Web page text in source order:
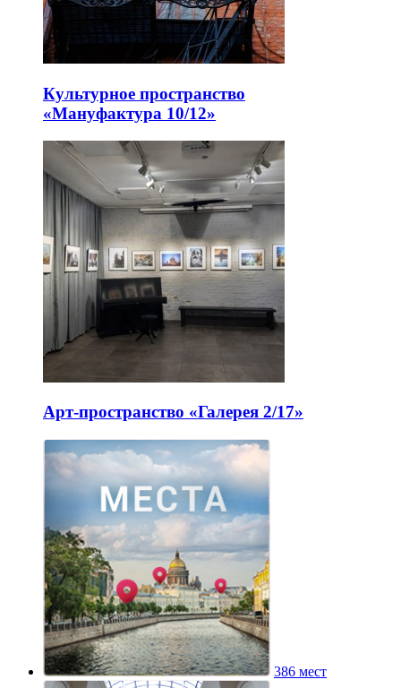
Культурное пространство
«Мануфактура 10/12»
Арт-пространство «Галерея 2/17»
386 мест